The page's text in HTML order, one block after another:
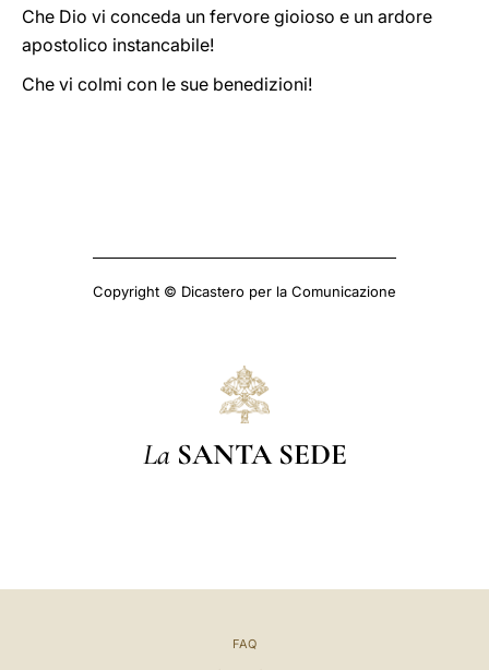
Che Dio vi conceda un fervore gioioso e un ardore
apostolico instancabile!
Che vi colmi con le sue benedizioni!
Copyright © Dicastero per la Comunicazione
La SANTA SEDE
FAQ